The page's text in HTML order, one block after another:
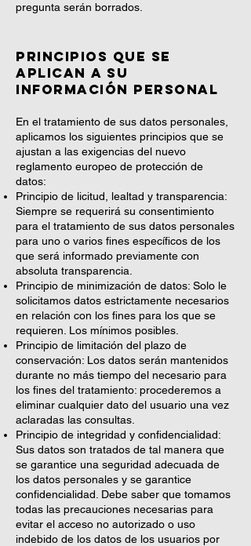
pregunta serán borrados.
Principios que se
aplican a su
información personal
En el tratamiento de sus datos personales,
aplicamos los siguientes principios que se
ajustan a las exigencias del nuevo
reglamento europeo de protección de
datos:
Principio de licitud, lealtad y transparencia:
Siempre se requerirá su consentimiento
para el tratamiento de sus datos personales
para uno o varios fines específicos de los
que será informado previamente con
absoluta transparencia.
Principio de minimización de datos: Solo le
solicitamos datos estrictamente necesarios
en relación con los fines para los que se
requieren. Los mínimos posibles.
Principio de limitación del plazo de
conservación: Los datos serán mantenidos
durante no más tiempo del necesario para
los fines del tratamiento: procederemos a
eliminar cualquier dato del usuario una vez
aclaradas las consultas.
Principio de integridad y confidencialidad:
Sus datos son tratados de tal manera que
se garantice una seguridad adecuada de
los datos personales y se garantice
confidencialidad. Debe saber que tomamos
todas las precauciones necesarias para
evitar el acceso no autorizado o uso
indebido de los datos de los usuarios por